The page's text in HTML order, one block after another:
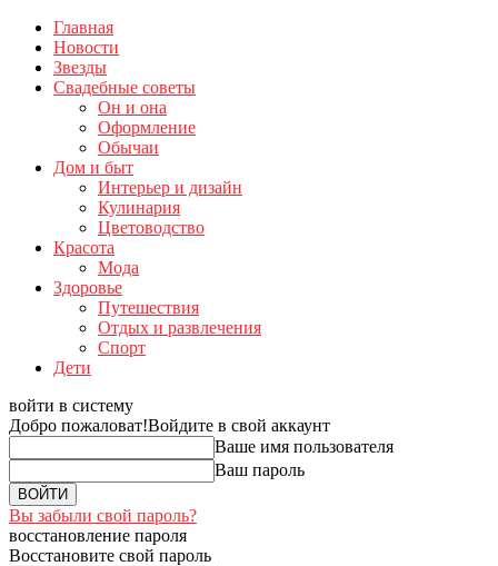
Главная
Новости
Звезды
Свадебные советы
Он и она
Оформление
Обычаи
Дом и быт
Интерьер и дизайн
Кулинария
Цветоводство
Красота
Мода
Здоровье
Путешествия
Отдых и развлечения
Спорт
Дети
войти в систему
Добро пожаловат!Войдите в свой аккаунт
Ваше имя пользователя
Ваш пароль
Вы забыли свой пароль?
восстановление пароля
Восстановите свой пароль